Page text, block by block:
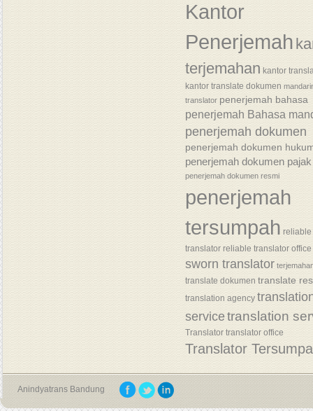
Kantor
Penerjemah
terjemahan kantor
kantor translate dokumen
translator penerjemah bahasa
penerjemah Bahasa
penerjemah dokumen
penerjemah dokumen
penerjemah dokumen pajak
penerjemah dokumen resmi
penerjemah
tersumpah reliable
translator reliable translator office
sworn translator
translate dokumen translate
translation agency
servicetranslation
Translator translator office
Translator
Anindyatrans Bandung